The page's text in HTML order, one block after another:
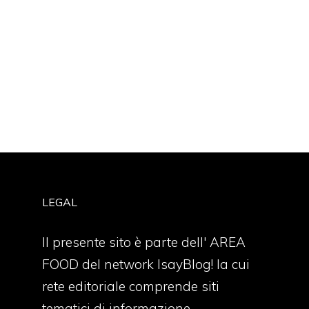
LEGAL
Il presente sito è parte dell' AREA
FOOD del network IsayBlog! la cui
rete editoriale comprende siti